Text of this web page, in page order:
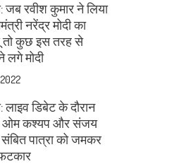
जब रवीश कुमार ने लिया
नरेंद्र मोदी का
तो कुछ इस तरह से
लगे मोदी
लाइव डिबेट के दौरान
ओम कश्यप और संजय
पात्रा को जमकर